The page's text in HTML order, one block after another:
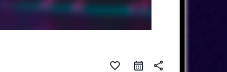
favorite_border share